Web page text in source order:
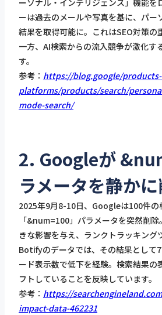
ーソナル・インテリジェンス」機能を
ーは過去のメールや写真を基に、パー
結果を取得可能に。これはSEO対策の
一方、AI検索からの流入競争が激化す
す。
参考： https://blog.google/
platforms/products/search/
mode-search/
2. Googleが
ラメータを静か
2025年9月8-10日、Googleは100件の
「&num=100」パラメータを突然削
きな影響を与え、ランクトラッキング
Botifyのデータでは、その結果として
ード表示数で低下を経験。検索結果の
フトしていることを反映しています。
参考： https://
impact-data-462231